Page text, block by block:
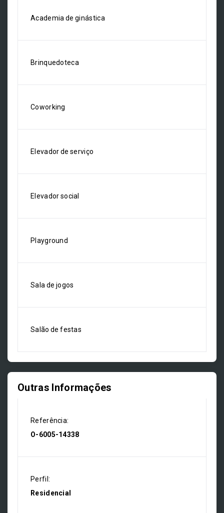
Academia de ginástica
Brinquedoteca
Coworking
Elevador de serviço
Elevador social
Playground
Sala de jogos
Salão de festas
Outras Informações
Referência:
O-6005-14338
Perfil:
Residencial